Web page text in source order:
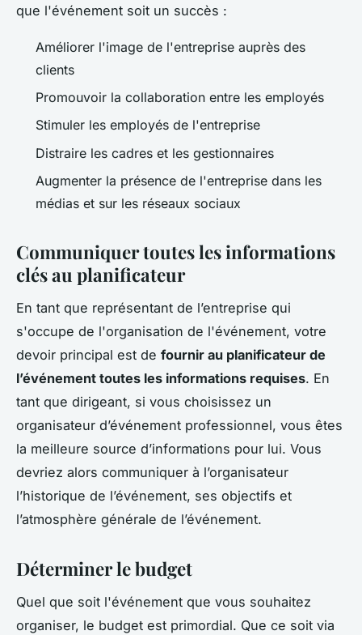
que l'événement soit un succès :
Améliorer l'image de l'entreprise auprès des
clients
Promouvoir la collaboration entre les employés
Stimuler les employés de l'entreprise
Distraire les cadres et les gestionnaires
Augmenter la présence de l'entreprise dans les
médias et sur les réseaux sociaux
Communiquer toutes les informations
clés au planificateur
En tant que représentant de l’entreprise qui
s'occupe de l'organisation de l'événement, votre
devoir principal est de fournir au planificateur de
l’événement toutes les informations requises. En
tant que dirigeant, si vous choisissez un
organisateur d’événement professionnel, vous êtes
la meilleure source d’informations pour lui. Vous
devriez alors communiquer à l’organisateur
l’historique de l’événement, ses objectifs et
l’atmosphère générale de l’événement.
Déterminer le budget
Quel que soit l'événement que vous souhaitez
organiser, le budget est primordial. Que ce soit via